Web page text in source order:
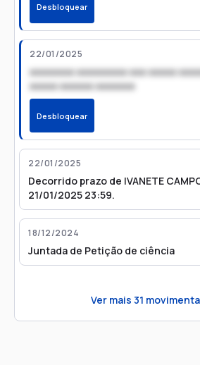
Desbloquear
22/01/2025
xxxxxxxx xxxxxxxxx xxx xxxxx
xxxxx xxxxxx xxxxxxx
Desbloquear
22/01/2025
Decorrido prazo de IVANETE
21/01/2025 23:59.
18/12/2024
Juntada de Petição de ciência
Ver mais 31